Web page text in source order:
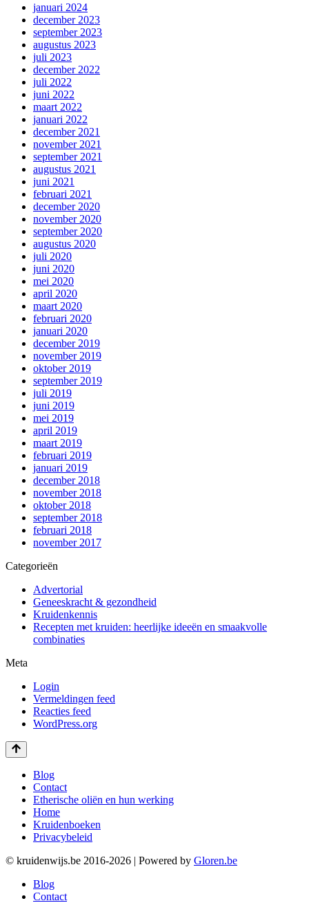
januari 2024
december 2023
september 2023
augustus 2023
juli 2023
december 2022
juli 2022
juni 2022
maart 2022
januari 2022
december 2021
november 2021
september 2021
augustus 2021
juni 2021
februari 2021
december 2020
november 2020
september 2020
augustus 2020
juli 2020
juni 2020
mei 2020
april 2020
maart 2020
februari 2020
januari 2020
december 2019
november 2019
oktober 2019
september 2019
juli 2019
juni 2019
mei 2019
april 2019
maart 2019
februari 2019
januari 2019
december 2018
november 2018
oktober 2018
september 2018
februari 2018
november 2017
Categorieën
Advertorial
Geneeskracht & gezondheid
Kruidenkennis
Recepten met kruiden: heerlijke ideeën en smaakvolle
combinaties
Meta
Login
Vermeldingen feed
Reacties feed
WordPress.org
Blog
Contact
Etherische oliën en hun werking
Home
Kruidenboeken
Privacybeleid
© kruidenwijs.be 2016-2026 | Powered by Gloren.be
Blog
Contact